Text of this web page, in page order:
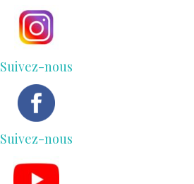
Suivez-nous
Suivez-nous